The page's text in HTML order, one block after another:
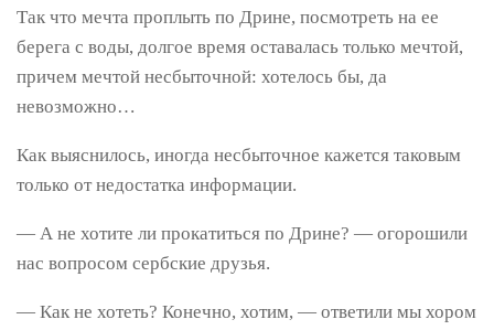
Так что мечта проплыть по Дрине, посмотреть на ее
берега с воды, долгое время оставалась только мечтой,
причем мечтой несбыточной: хотелось бы, да
невозможно…
Как выяснилось, иногда несбыточное кажется таковым
только от недостатка информации.
— А не хотите ли прокатиться по Дрине? — огорошили
нас вопросом сербские друзья.
— Как не хотеть? Конечно, хотим, — ответили мы хором